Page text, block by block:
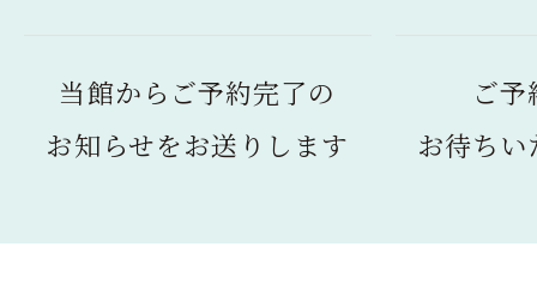
当館からご予約完了の
お知らせをお送りします
ご
お待ち